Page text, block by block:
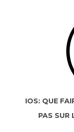
IOS: QUE
PAS SUR